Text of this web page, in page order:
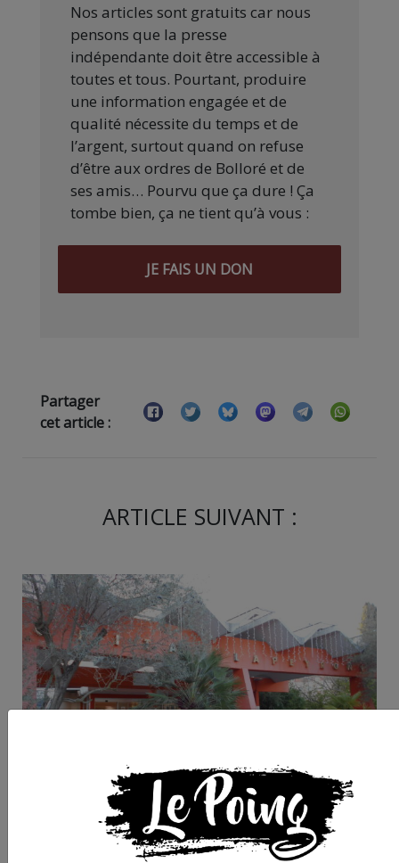
Nos articles sont gratuits car nous
pensons que la presse
indépendante doit être accessible à
toutes et tous. Pourtant, produire
une information engagée et de
qualité nécessite du temps et de
l’argent, surtout quand on refuse
d’être aux ordres de Bolloré et de
ses amis… Pourvu que ça dure ! Ça
tombe bien, ça ne tient qu’à vous :
JE FAIS UN DON
Partager
cet article :
ARTICLE SUIVANT :
Montpellier : les
stigmates visibles de
casse de l’hôpital